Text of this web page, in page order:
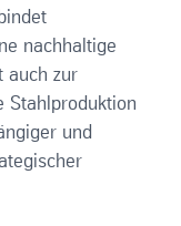
nachhaltige
auch zur
Stahlproduktion
und